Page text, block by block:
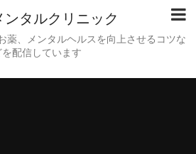
タルクリニック
薬、メンタルヘルスを向上させるコツな
を配信しています